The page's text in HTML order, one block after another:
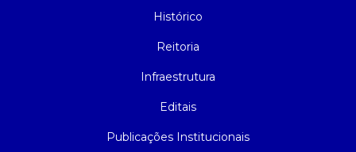
Histórico
Reitoria
Infraestrutura
Editais
Publicações Institucionais